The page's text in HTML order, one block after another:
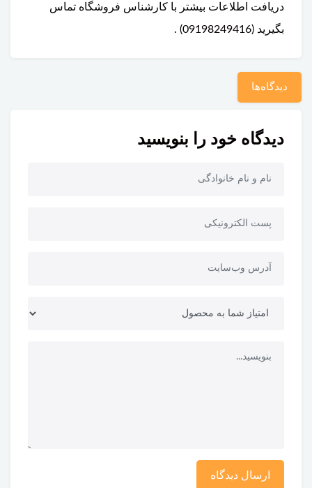
دریافت اطلاعات بیشتر با کارشناس فروشگاه تماس
بگیرید (09198249416) .
دیدگاه‌ها
دیدگاه خود را بنویسید
ارسال دیدگاه